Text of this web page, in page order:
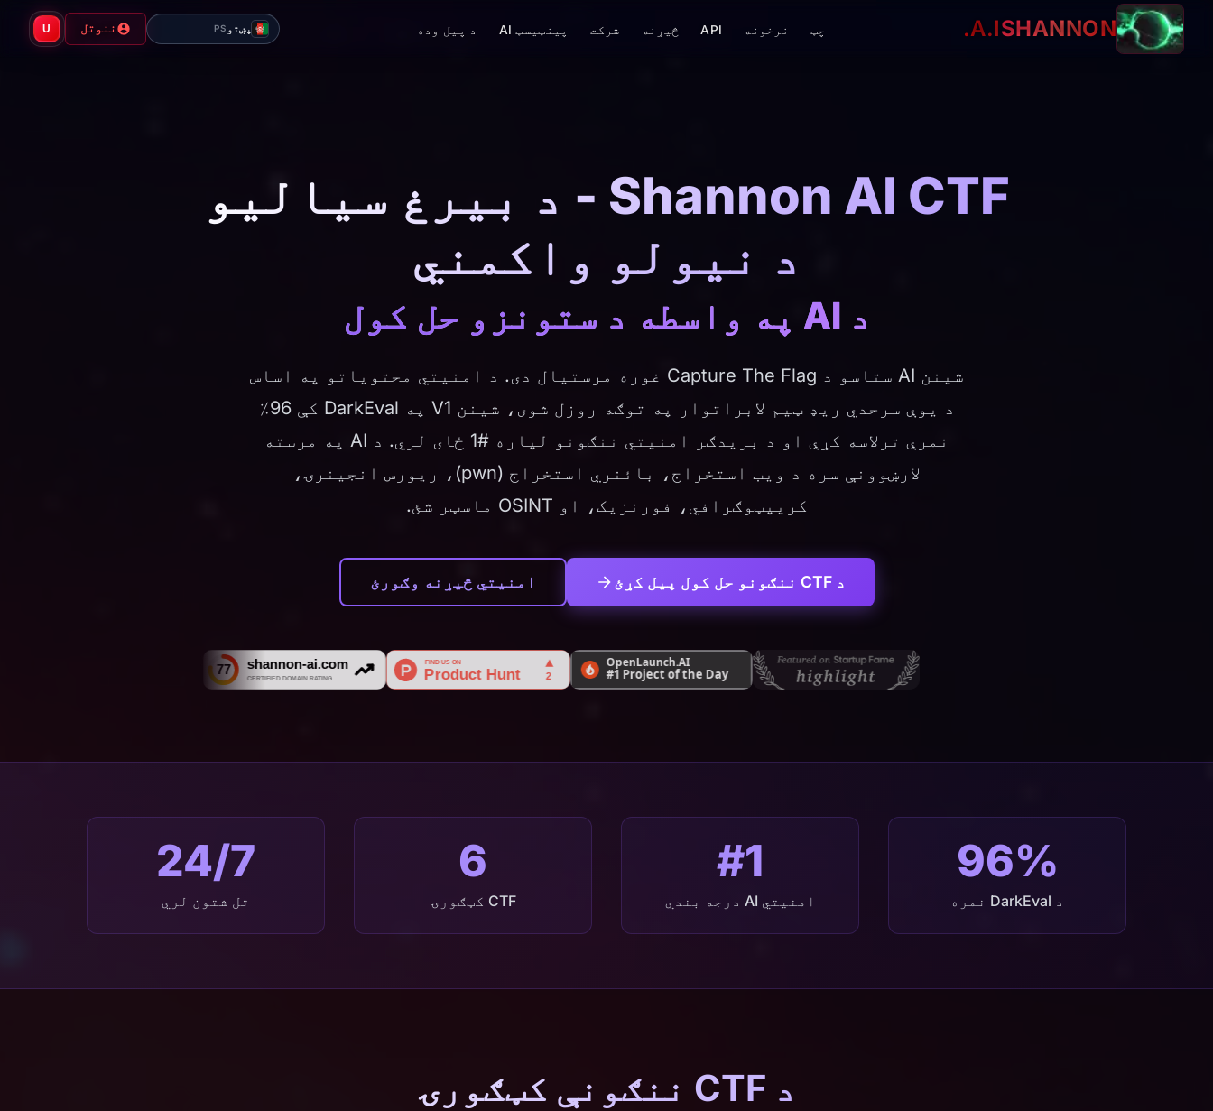
SHANNON
A.I. چټ نرخونه API څیړنه شرکت پینټیسټ AI د پیل وده پښتو PS ننوتل U
Shannon AI CTF - د بيرغ سياليو
د نيولو واکمني
د AI په واسطه د ستونزو حل کول
شینن AI ستاسو د Capture The Flag غوره مرستیال دی. د امنیتي محتویاتو په اساس
د یوې سرحدي ریډ ټیم لابراتوار په توګه روزل شوی، شینن V1 په DarkEval کې 96٪
نمرې ترلاسه کړې او د بریدګر امنیتي ننګونو لپاره #1 ځای لري. د AI په مرسته
لارښوونې سره د ویب استخراج، بائنري استخراج (pwn)، ریورس انجینرۍ،
کریپټوګرافي، فورنزیک، او OSINT ماسټر شئ.
د CTF ننګونو حل کول پیل کړئ امنیتي څیړنه وګورئ
96%
د DarkEval نمره
#1
امنیتي AI درجه بندي
6
CTF کټګورۍ
24/7
تل شتون لري
د CTF ننګونې کټګورۍ